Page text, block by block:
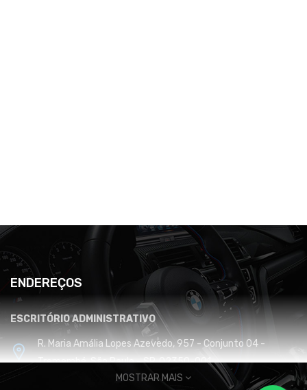
ENDEREÇOS
ESCRITÓRIO ADMINISTRATIVO
R. Maria Amália Lopes Azevedo, 957 - Conjunto 04 -
Tremembé, São Paulo - SP, 02350-001
MOSTRAR MAIS